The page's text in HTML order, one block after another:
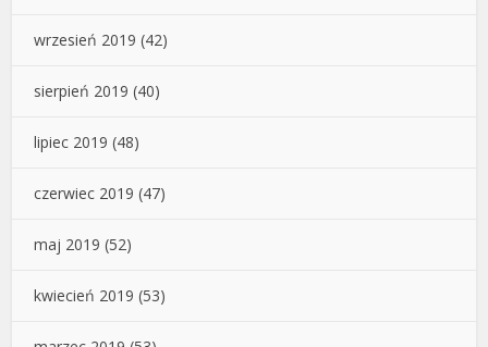
wrzesień 2019 (42)
sierpień 2019 (40)
lipiec 2019 (48)
czerwiec 2019 (47)
maj 2019 (52)
kwiecień 2019 (53)